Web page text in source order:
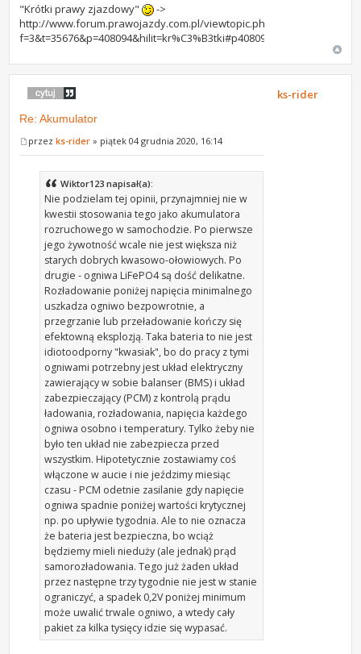
"Krótki prawy zjazdowy"
->
http://www.forum.prawojazdy.com.pl/viewtopic.php?
f=3&t=35676&p=408094&hilit=kr%C3%B3tki#p408094
Re: Akumulator
przezks-rider » piątek 04 grudnia 2020, 16:14
Wiktor123 napisał(a):
Nie podzielam tej opinii, przynajmniej nie w
kwestii stosowania tego jako akumulatora
rozruchowego w samochodzie. Po pierwsze
jego żywotność wcale nie jest większa niż
starych dobrych kwasowo-ołowiowych. Po
drugie - ogniwa LiFePO4 są dość delikatne.
Rozładowanie poniżej napięcia minimalnego
uszkadza ogniwo bezpowrotnie, a
przegrzanie lub przeładowanie kończy się
efektowną eksplozją. Taka bateria to nie jest
idiotoodporny "kwasiak", bo do pracy z tymi
ogniwami potrzebny jest układ elektryczny
zawierający w sobie balanser (BMS) i układ
zabezpieczający (PCM) z kontrolą prądu
ładowania, rozładowania, napięcia każdego
ogniwa osobno i temperatury. Tylko żeby nie
było ten układ nie zabezpiecza przed
wszystkim. Hipotetycznie zostawiamy coś
włączone w aucie i nie jeździmy miesiąc
czasu - PCM odetnie zasilanie gdy napięcie
ogniwa spadnie poniżej wartości krytycznej
np. po upływie tygodnia. Ale to nie oznacza
że bateria jest bezpieczna, bo wciąż
będziemy mieli nieduży (ale jednak) prąd
samorozładowania. Tego już żaden układ
przez następne trzy tygodnie nie jest w stanie
ograniczyć, a spadek 0,2V poniżej minimum
może uwalić trwale ogniwo, a wtedy cały
pakiet za kilka tysięcy idzie się wypasać.
ks-rider